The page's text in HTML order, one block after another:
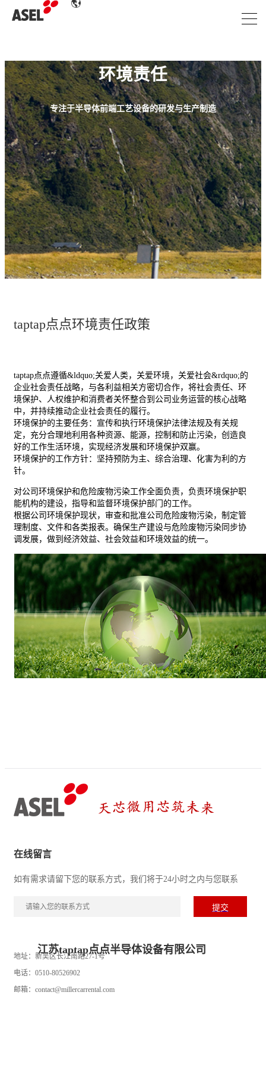
环境责任
专注于半导体前端工艺设备的研发与生产制造
taptap点点环境责任政策
taptap点点遵循&ldquo;关爱人类，关爱环境，关爱社会&rdquo;的
企业社会责任战略，与各利益相关方密切合作，将社会责任、环
境保护、人权维护和消费者关怀整合到公司业务运营的核心战略
中，并持续推动企业社会责任的履行。
环境保护的主要任务：宣传和执行环境保护法律法规及有关规
定，充分合理地利用各种资源、能源，控制和防止污染，创造良
好的工作生活环境，实现经济发展和环境保护双赢。
环境保护的工作方针：坚持预防为主、综合治理、化害为利的方
针。
对公司环境保护和危险废物污染工作全面负责，负责环境保护职
能机构的建设，指导和监督环境保护部门的工作。
根据公司环境保护现状，审查和批准公司危险废物污染，制定管
理制度、文件和各类报表。确保生产建设与危险废物污染同步协
调发展，做到经济效益、社会效益和环境效益的统一。
在线留言
如有需求请留下您的联系方式，我们将于24小时之内与您联系
江苏taptap点点半导体设备有限公司
地址：新吴区长江南路27-1号
电话：0510-80526902
邮箱：contact@millercarrental.com